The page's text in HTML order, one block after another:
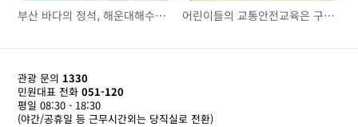
부산 바다의 정석, 해운대해수욕장 어린이들의 교통안전교육은 구포어린이교통공원에서
관광 문의 1330
민원대표 전화 051-120
평일 08:30 - 18:30
(야간/공휴일 등 근무시간외는 당직실로 전환)